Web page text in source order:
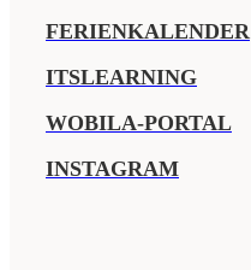
FERIENKALENDER
ITSLEARNING
WOBILA-PORTAL
INSTAGRAM